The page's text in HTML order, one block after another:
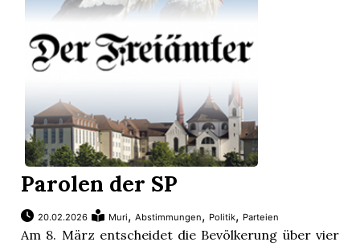
Parolen der SP
20.02.2026 Muri,Abstimmungen, Politik, Parteien
Am 8. März entscheidet die Bevölkerung über vier